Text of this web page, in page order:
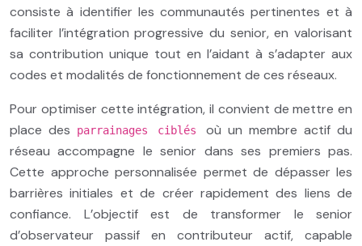
consiste à identifier les communautés pertinentes et à
faciliter l’intégration progressive du senior, en valorisant
sa contribution unique tout en l’aidant à s’adapter aux
codes et modalités de fonctionnement de ces réseaux.
Pour optimiser cette intégration, il convient de mettre en
place des
parrainages ciblés où un membre actif du
réseau accompagne le senior dans ses premiers pas.
Cette approche personnalisée permet de dépasser les
barrières initiales et de créer rapidement des liens de
confiance. L’objectif est de transformer le senior
d’observateur passif en contributeur actif, capable